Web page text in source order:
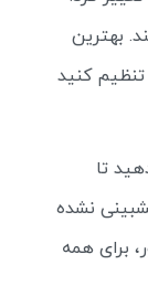
بهترین
تنظیم کنید
تا
تغییر پیشبینی نشده
برای همه